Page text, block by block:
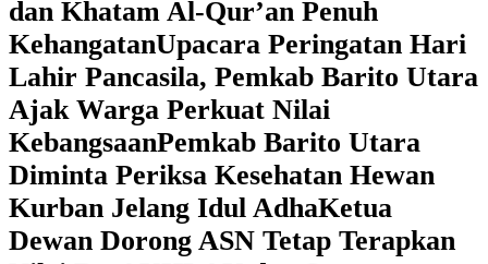
dan Khatam Al-Qur’an Penuh
KehangatanUpacara Peringatan Hari
Lahir Pancasila, Pemkab Barito Utara
Ajak Warga Perkuat Nilai
KebangsaanPemkab Barito Utara
Diminta Periksa Kesehatan Hewan
Kurban Jelang Idul AdhaKetua
Dewan Dorong ASN Tetap Terapkan